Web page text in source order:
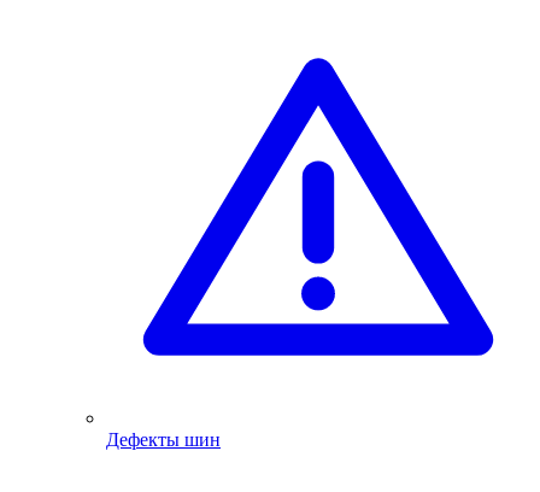
Дефекты шин